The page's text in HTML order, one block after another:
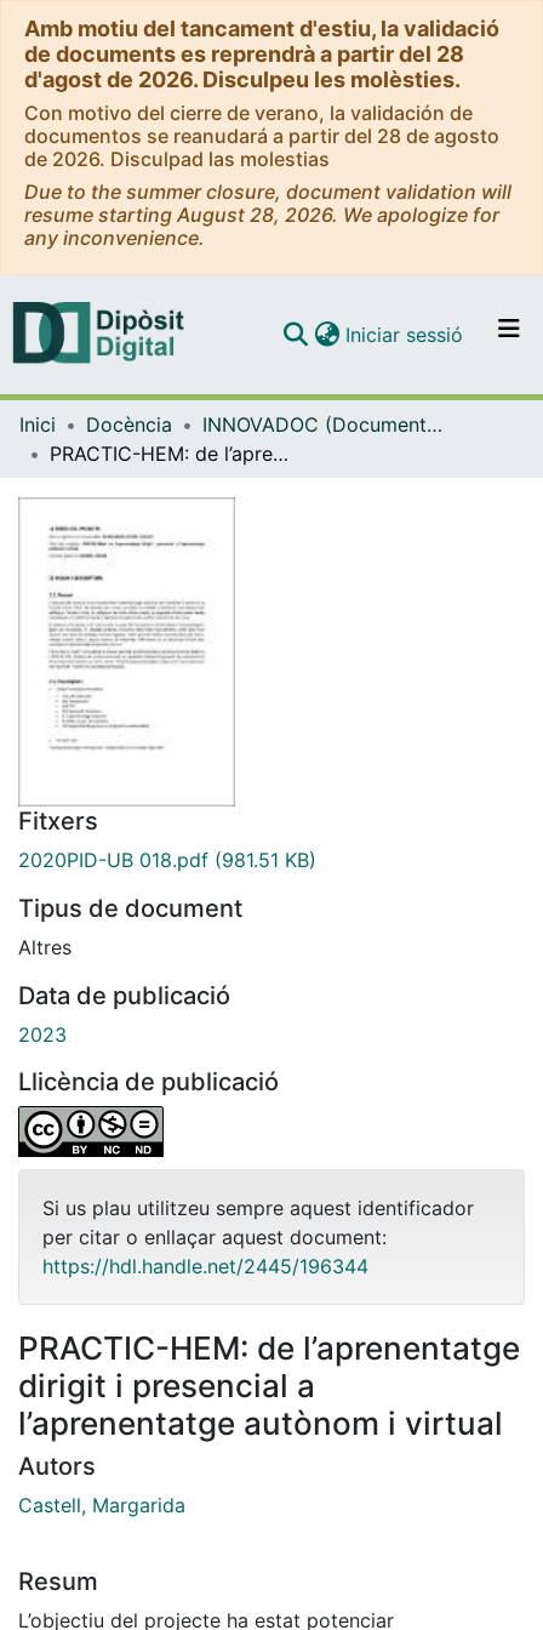
Amb motiu del tancament d'estiu, la validació
de documents es reprendrà a partir del 28
d'agost de 2026. Disculpeu les molèsties.
Con motivo del cierre de verano, la validación de
documentos se reanudará a partir del 28 de agosto
de 2026. Disculpad las molestias
Due to the summer closure, document validation will
resume starting August 28, 2026. We apologize for
any inconvenience.
Navega per tot el DD
Iniciar sessió (current)
Inici Docència
INNOVADOC (Documents d'Innovació Docent)
PRACTIC-HEM: de l’aprenentatge dirigit i presencial a l’aprenentatge autònom i virtual
Fitxers
2020PID-UB 018.pdf (981.51 KB)
Tipus de document
Altres
Data de publicació
2023
Llicència de publicació
Si us plau utilitzeu sempre aquest identificador
per citar o enllaçar aquest document:
https://hdl.handle.net/2445/196344
PRACTIC-HEM: de l’aprenentatge
dirigit i presencial a
l’aprenentatge autònom i virtual
Autors
Castell, Margarida
Resum
L’objectiu del projecte ha estat potenciar